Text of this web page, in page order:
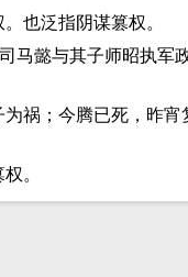
也泛指阴谋篡权。
马懿与其子师昭执军
祸；今腾已死，昨
。